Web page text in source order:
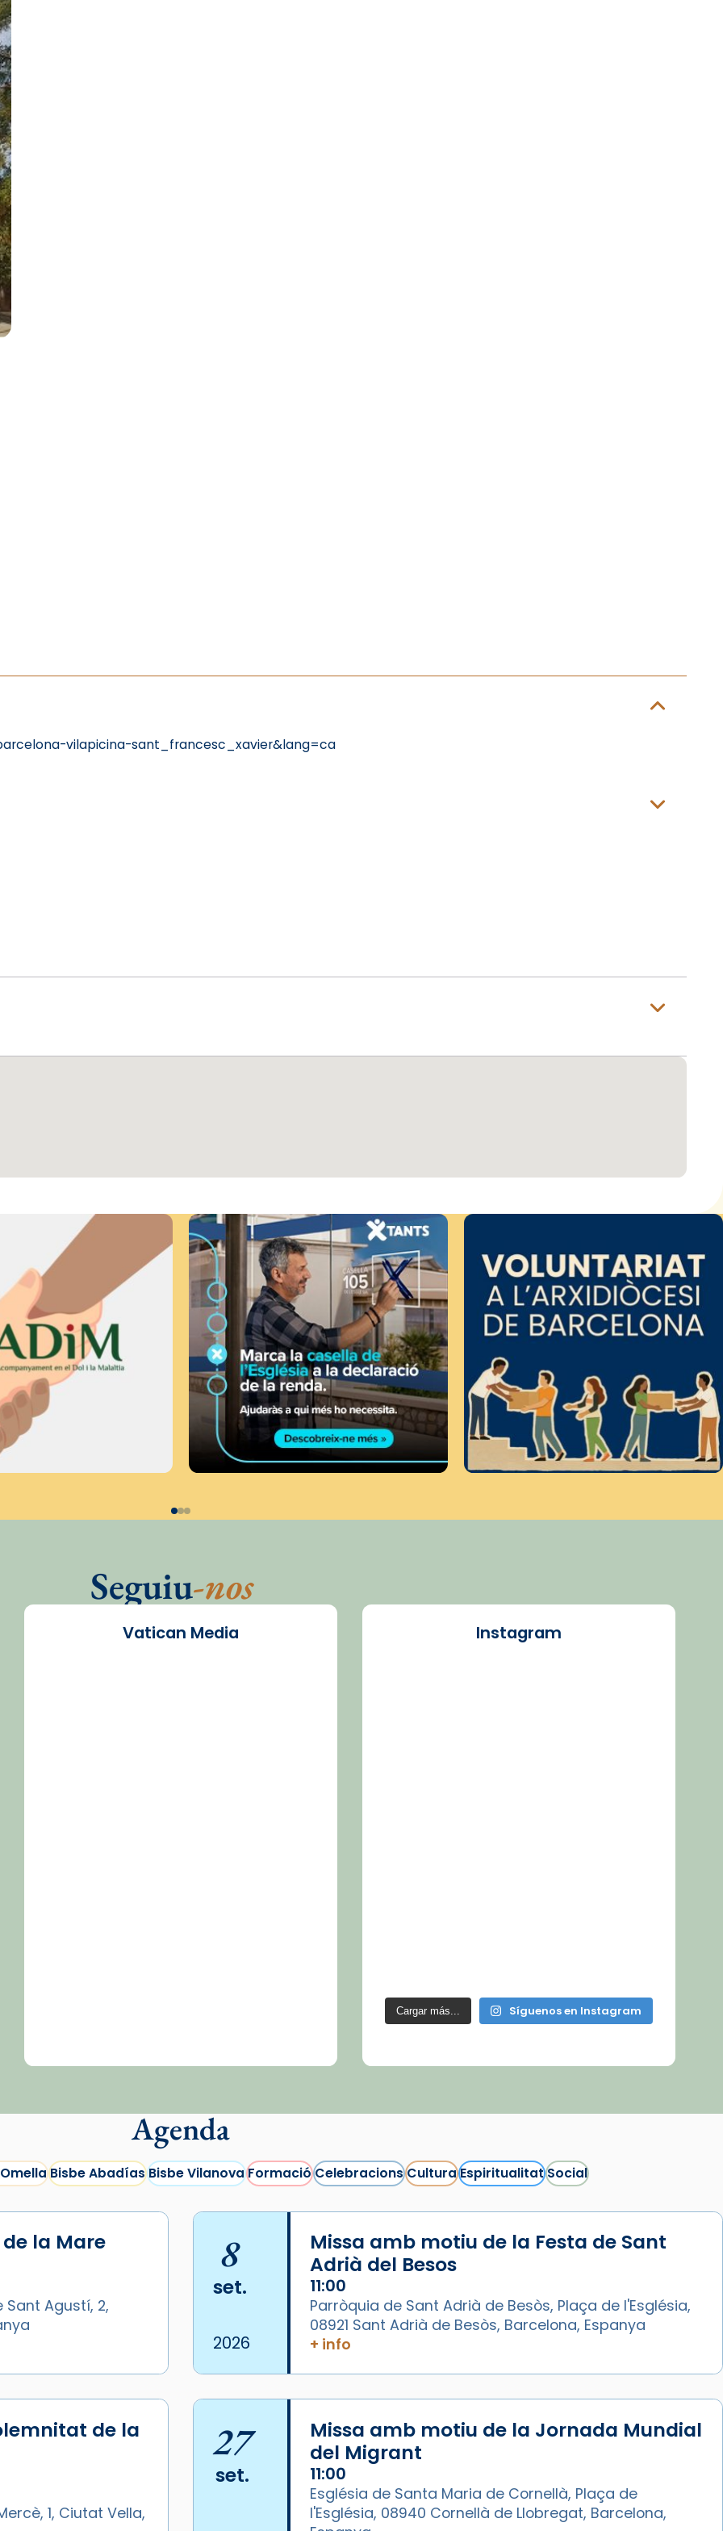
vilapicina-sant_francesc_xavier&lang=ca
Seguiu-nos
Vatican Media Instagram
Cargar más... Síguenos en Instagram
Agenda
Bisbe AbadíasBisbe VilanovaFormacióCelebracionsCulturaEspiritualitatSocial
la Mare
Agustí, 2,
8
set.
2026
Missa amb motiu de la Festa de Sant
Adrià del Besos
11:00
Parròquia de Sant Adrià de Besòs, Plaça de l'Església,
08921 Sant Adrià de Besòs, Barcelona, Espanya
+ info
de la
1, Ciutat Vella,
27
set.
Missa amb motiu de la Jornada Mundial
del Migrant
11:00
Església de Santa Maria de Cornellà, Plaça de
l'Església, 08940 Cornellà de Llobregat, Barcelona,